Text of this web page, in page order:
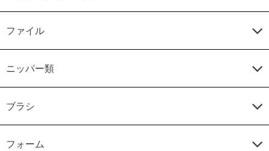
ファイル
ニッパー類
ブラシ
フォーム